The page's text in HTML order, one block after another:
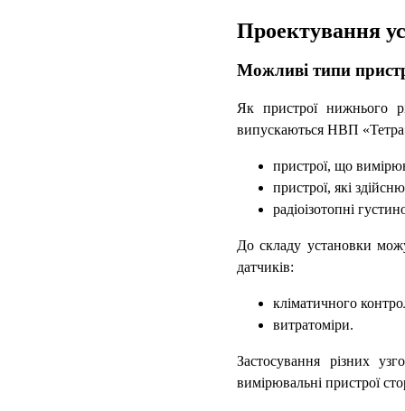
Проектування
Можливі типи
Як пристрої нижнього
випускаються НВП
пристрої, що
пристрої, які
радіоізотопні
До складу установки
датчиків:
кліматичного
витратоміри.
Застосування різних
вимірювальні пристрої